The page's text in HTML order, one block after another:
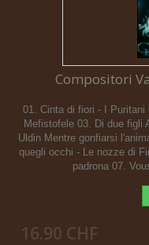
Compositori
01. Cinta di fiori - I
Mefistofele 03. Di due figli
Uldin Mentre gonfiarsi
quegli occhi - Le nozze di
padrona 07.
16.90 CHF